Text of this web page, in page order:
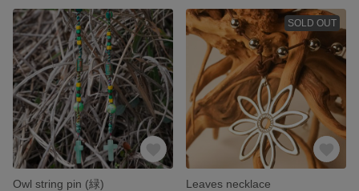
Owl string pin (緑)
SOLD OUT
Leaves necklace